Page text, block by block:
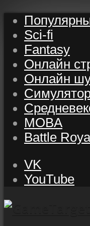
Sci-fi
Fantasy
Онлайн
Онлайн
MOBA
Battle
VK
YouTube